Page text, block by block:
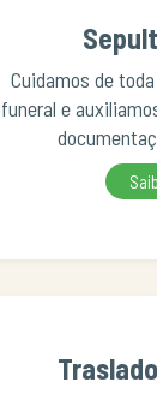
Cuidamos de
funeral e